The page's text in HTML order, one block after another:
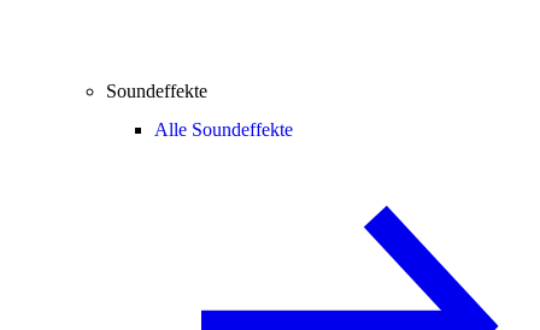
Soundeffekte
Alle Soundeffekte